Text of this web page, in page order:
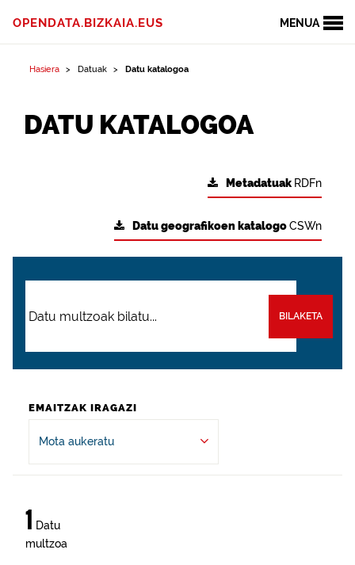
MENUA
OPENDATA.BIZKAIA.EUS
Hasiera Datuak Datu katalogoa
DATU KATALOGOA
Metadatuak RDFn
Datu geografikoen katalogoCSWn
BILAKETA
EMAITZAK IRAGAZI
Mota aukeratu
1 Datu
multzoa